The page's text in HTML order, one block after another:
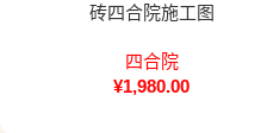
砖四合院施工图
四合院
¥1,980.00